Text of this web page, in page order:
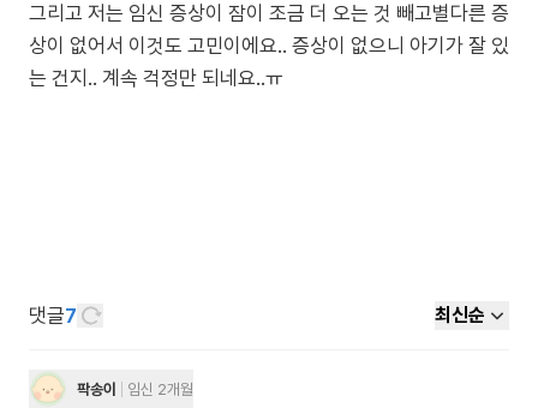
그리고 저는 임신 증상이 잠이 조금 더 오는 것 빼고별다른 증
상이 없어서 이것도 고민이에요.. 증상이 없으니 아기가 잘 있
는 건지.. 계속 걱정만 되네요..ㅠ
댓글7 최신순
팍송이 임신 2개월